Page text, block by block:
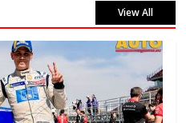
View All